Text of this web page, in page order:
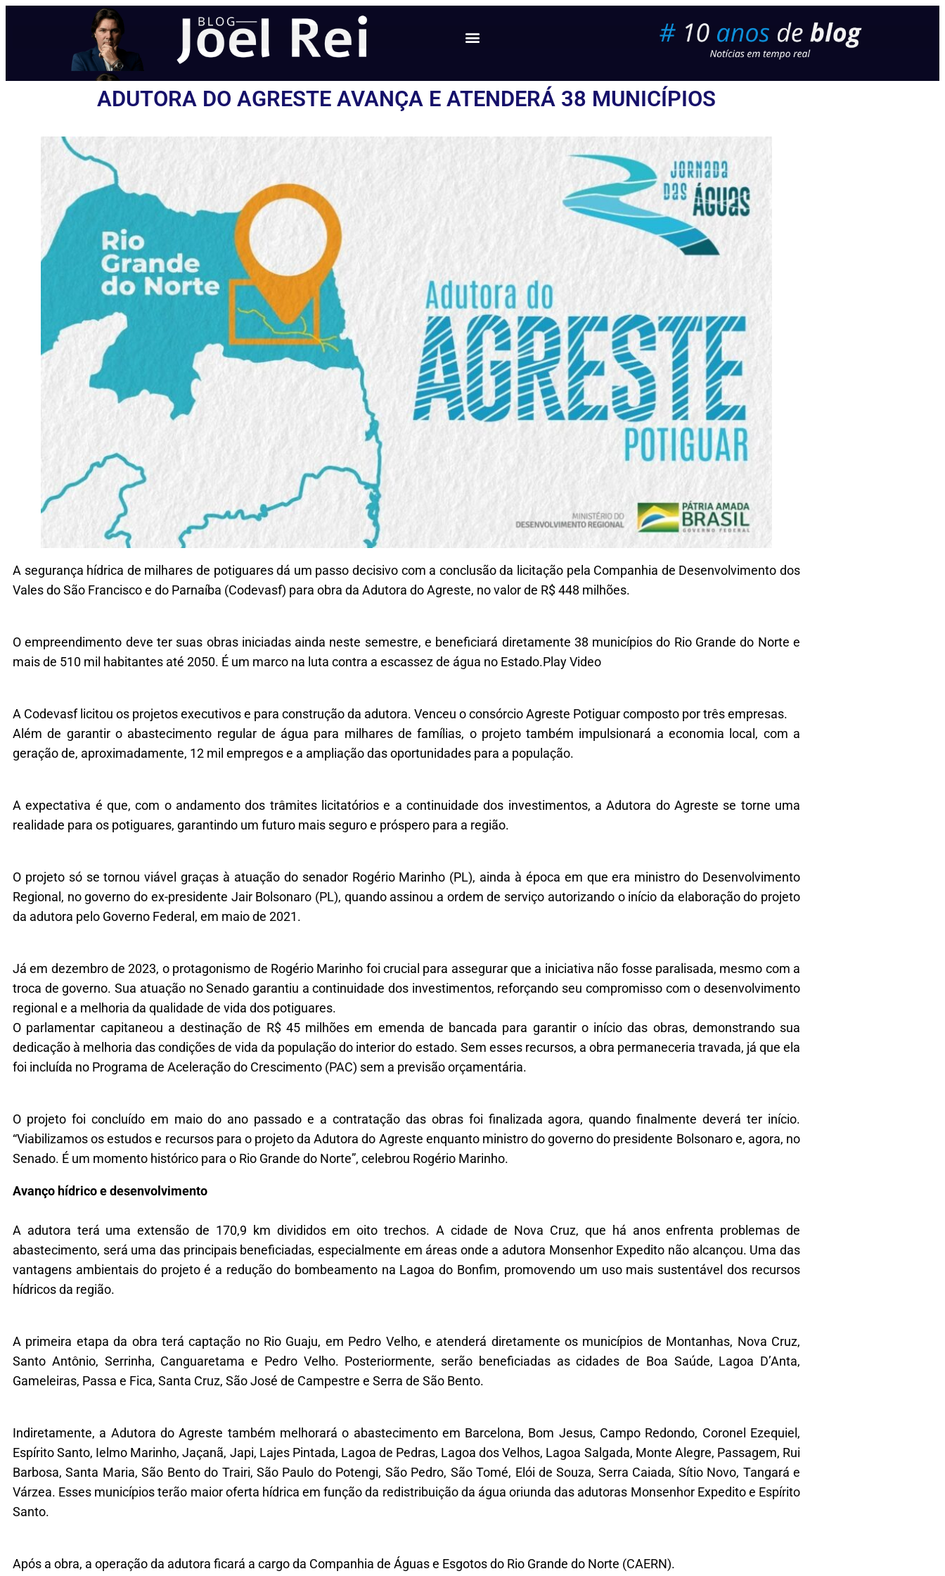
ADUTORA DO AGRESTE AVANÇA E ATENDERÁ 38 MUNICÍPIOS
A segurança hídrica de milhares de potiguares dá um passo decisivo com a conclusão da licitação pela Companhia de Desenvolvimento dos
Vales do São Francisco e do Parnaíba (Codevasf) para obra da Adutora do Agreste, no valor de R$ 448 milhões.
O empreendimento deve ter suas obras iniciadas ainda neste semestre, e beneficiará diretamente 38 municípios do Rio Grande do Norte e
mais de 510 mil habitantes até 2050. É um marco na luta contra a escassez de água no Estado.Play Video
A Codevasf licitou os projetos executivos e para construção da adutora. Venceu o consórcio Agreste Potiguar composto por três empresas.
Além de garantir o abastecimento regular de água para milhares de famílias, o projeto também impulsionará a economia local, com a
geração de, aproximadamente, 12 mil empregos e a ampliação das oportunidades para a população.
A expectativa é que, com o andamento dos trâmites licitatórios e a continuidade dos investimentos, a Adutora do Agreste se torne uma
realidade para os potiguares, garantindo um futuro mais seguro e próspero para a região.
O projeto só se tornou viável graças à atuação do senador Rogério Marinho (PL), ainda à época em que era ministro do Desenvolvimento
Regional, no governo do ex-presidente Jair Bolsonaro (PL), quando assinou a ordem de serviço autorizando o início da elaboração do projeto
da adutora pelo Governo Federal, em maio de 2021.
Já em dezembro de 2023, o protagonismo de Rogério Marinho foi crucial para assegurar que a iniciativa não fosse paralisada, mesmo com a
troca de governo. Sua atuação no Senado garantiu a continuidade dos investimentos, reforçando seu compromisso com o desenvolvimento
regional e a melhoria da qualidade de vida dos potiguares.
O parlamentar capitaneou a destinação de R$ 45 milhões em emenda de bancada para garantir o início das obras, demonstrando sua
dedicação à melhoria das condições de vida da população do interior do estado. Sem esses recursos, a obra permaneceria travada, já que ela
foi incluída no Programa de Aceleração do Crescimento (PAC) sem a previsão orçamentária.
O projeto foi concluído em maio do ano passado e a contratação das obras foi finalizada agora, quando finalmente deverá ter início.
“Viabilizamos os estudos e recursos para o projeto da Adutora do Agreste enquanto ministro do governo do presidente Bolsonaro e, agora, no
Senado. É um momento histórico para o Rio Grande do Norte”, celebrou Rogério Marinho.
Avanço hídrico e desenvolvimento
A adutora terá uma extensão de 170,9 km divididos em oito trechos. A cidade de Nova Cruz, que há anos enfrenta problemas de
abastecimento, será uma das principais beneficiadas, especialmente em áreas onde a adutora Monsenhor Expedito não alcançou. Uma das
vantagens ambientais do projeto é a redução do bombeamento na Lagoa do Bonfim, promovendo um uso mais sustentável dos recursos
hídricos da região.
A primeira etapa da obra terá captação no Rio Guaju, em Pedro Velho, e atenderá diretamente os municípios de Montanhas, Nova Cruz,
Santo Antônio, Serrinha, Canguaretama e Pedro Velho. Posteriormente, serão beneficiadas as cidades de Boa Saúde, Lagoa D’Anta,
Gameleiras, Passa e Fica, Santa Cruz, São José de Campestre e Serra de São Bento.
Indiretamente, a Adutora do Agreste também melhorará o abastecimento em Barcelona, Bom Jesus, Campo Redondo, Coronel Ezequiel,
Espírito Santo, Ielmo Marinho, Jaçanã, Japi, Lajes Pintada, Lagoa de Pedras, Lagoa dos Velhos, Lagoa Salgada, Monte Alegre, Passagem, Rui
Barbosa, Santa Maria, São Bento do Trairi, São Paulo do Potengi, São Pedro, São Tomé, Elói de Souza, Serra Caiada, Sítio Novo, Tangará e
Várzea. Esses municípios terão maior oferta hídrica em função da redistribuição da água oriunda das adutoras Monsenhor Expedito e Espírito
Santo.
Após a obra, a operação da adutora ficará a cargo da Companhia de Águas e Esgotos do Rio Grande do Norte (CAERN).